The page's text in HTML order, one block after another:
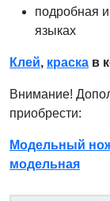
подробная
языках
Клей, краска в
Внимание!
приобрести:
Модельный
модельная